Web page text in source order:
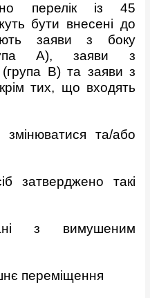
перелік із 45
бути внесені до
заяви з боку
А), заяви з
В) та заяви з
тих, що входять
змінюватися та/або
затверджено такі
з вимушеним
переміщення